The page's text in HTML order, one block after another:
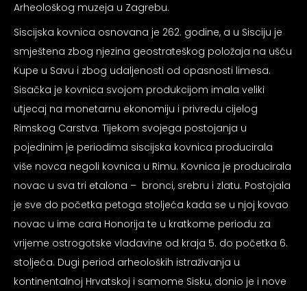
Arheološkog muzeja u Zagrebu.
Siscijska kovnica osnovana je 262. godine, a u Sisciju je
smještena zbog njezina geostrateškog položaja na ušću
Kupe u Savu i zbog udaljenosti od opasnosti limesa.
Sisačka je kovnica svojom produkcijom imala veliki
utjecaj na monetarnu ekonomiju i privredu cijelog
Rimskog Carstva. Tijekom svojega postojanja u
pojedinim je periodima siscijska kovnica producirala
više novca negoli kovnica u Rimu. Kovnica je producirala
novac u sva tri etalona – bronci, srebru i zlatu. Postojala
je sve do početka petoga stoljeća kada se u njoj kovao
novac u ime cara Honorija te u kratkome periodu za
vrijeme ostrogotske vladavine od kraja 5. do početka 6.
stoljeća. Dugi period arheoloških istraživanja u
kontinentalnoj Hrvatskoj i samome Sisku, donio je i nove